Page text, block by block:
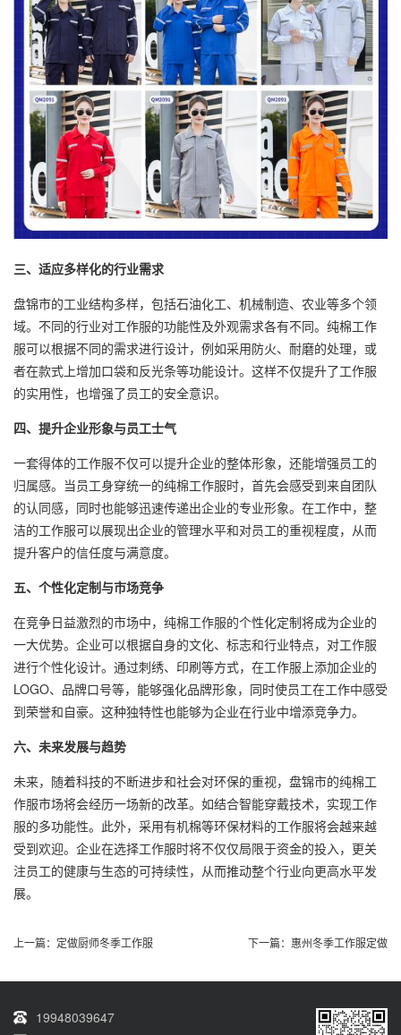
三、适应多样化的行业需求
盘锦市的工业结构多样，包括石油化工、机械制造、农业等多个领
域。不同的行业对工作服的功能性及外观需求各有不同。纯棉工作
服可以根据不同的需求进行设计，例如采用防火、耐磨的处理，或
者在款式上增加口袋和反光条等功能设计。这样不仅提升了工作服
的实用性，也增强了员工的安全意识。
四、提升企业形象与员工士气
一套得体的工作服不仅可以提升企业的整体形象，还能增强员工的
归属感。当员工身穿统一的纯棉工作服时，首先会感受到来自团队
的认同感，同时也能够迅速传递出企业的专业形象。在工作中，整
洁的工作服可以展现出企业的管理水平和对员工的重视程度，从而
提升客户的信任度与满意度。
五、个性化定制与市场竞争
在竞争日益激烈的市场中，纯棉工作服的个性化定制将成为企业的
一大优势。企业可以根据自身的文化、标志和行业特点，对工作服
进行个性化设计。通过刺绣、印刷等方式，在工作服上添加企业的
LOGO、品牌口号等，能够强化品牌形象，同时使员工在工作中感受
到荣誉和自豪。这种独特性也能够为企业在行业中增添竞争力。
六、未来发展与趋势
未来，随着科技的不断进步和社会对环保的重视，盘锦市的纯棉工
作服市场将会经历一场新的改革。如结合智能穿戴技术，实现工作
服的多功能性。此外，采用有机棉等环保材料的工作服将会越来越
受到欢迎。企业在选择工作服时将不仅仅局限于资金的投入，更关
注员工的健康与生态的可持续性，从而推动整个行业向更高水平发
展。
上一篇： 定做厨师冬季工作服 下一篇： 惠州冬季工作服定做
19948039647